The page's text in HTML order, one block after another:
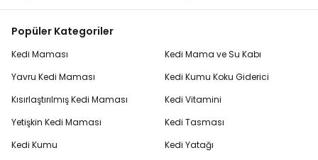
Popüler Kategoriler
Kedi Maması
Yavru Kedi Maması
Kısırlaştırılmış Kedi Maması
Yetişkin Kedi Maması
Kedi Kumu
Kedi Mama ve Su Kabı
Kedi Kumu Koku Giderici
Kedi Vitamini
Kedi Tasması
Kedi Yatağı